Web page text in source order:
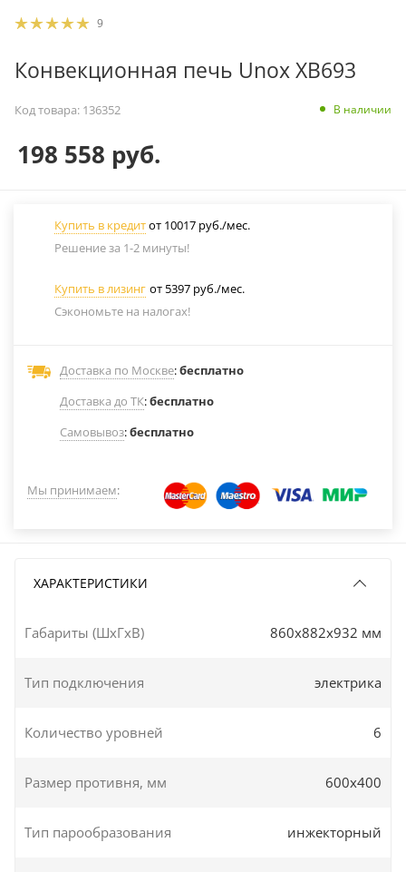
9
Конвекционная печь Unox XB693
Код товара: 136352 В наличии
198 558 руб.
Купить в кредитот 10017 руб./мес.
Решение за 1-2 минуты!
Купить в лизинг от 5397 руб./мес.
Сэкономьте на налогах!
Доставка по Москве:бесплатно
Доставка до ТК:бесплатно
Самовывоз:бесплатно
Мы принимаем:
ХАРАКТЕРИСТИКИ
Габариты (ШxГxВ) 860x882x932 мм
Тип подключения электрика
Количество уровней 6
Размер противня, мм 600х400
Тип парообразования инжекторный